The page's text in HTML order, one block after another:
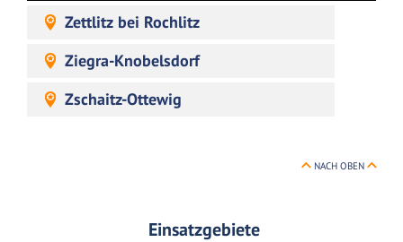
Zettlitz bei Rochlitz
Ziegra-Knobelsdorf
Zschaitz-Ottewig
NACH OBEN
Einsatzgebiete